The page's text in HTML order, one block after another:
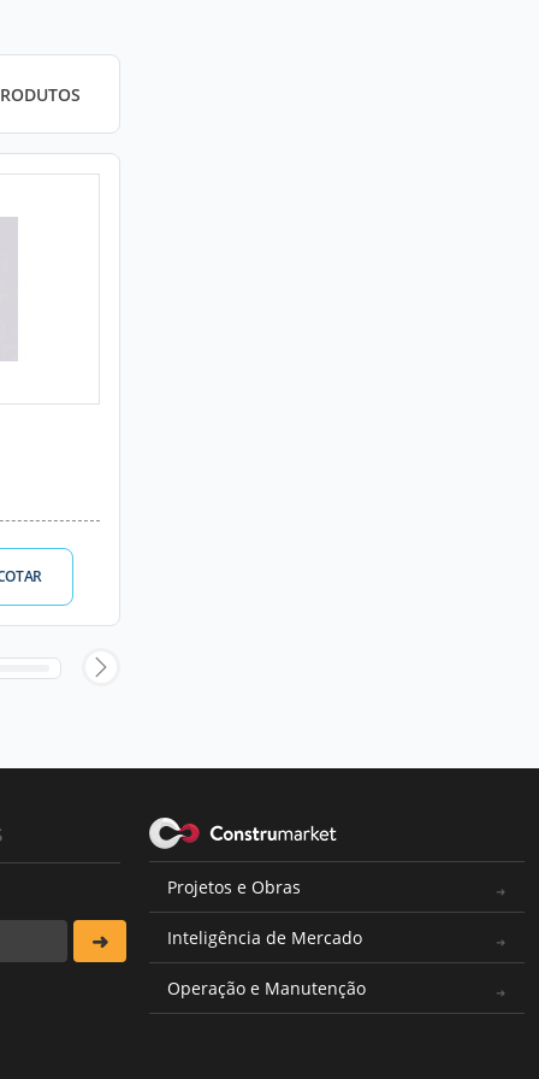
Projetos e Obras
Inteligência de Mercado
Operação e Manutenção